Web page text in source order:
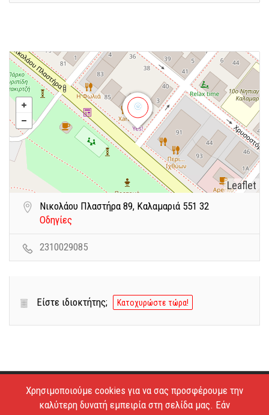
Leaflet
Νικολάου Πλαστήρα 89, Καλαμαριά 551 32
Οδηγίες
2310029085
Είστε ιδιοκτήτης; Κατοχυρώστε τώρα!
Copyright © 2026 - Estiatoria. All Rights Reserved.
Απαγορεύεται το κατέβασμα των φωτογραφιών και η
Χρησιμοποιούμε cookies για να σας προσφέρουμε την
καλύτερη δυνατή εμπειρία στη σελίδα μας. Εάν